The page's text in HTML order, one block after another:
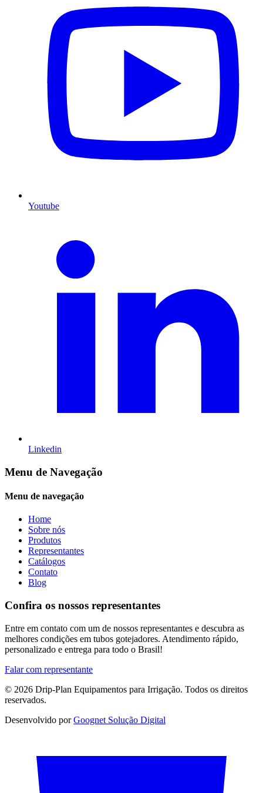
Youtube
Linkedin
Menu de Navegação
Menu de navegação
Home
Sobre nós
Produtos
Representantes
Catálogos
Contato
Blog
Confira os nossos representantes
Entre em contato com um de nossos representantes e descubra as
melhores condições em tubos gotejadores. Atendimento rápido,
personalizado e entrega para todo o Brasil!
Falar com representante
© 2026 Drip-Plan Equipamentos para Irrigação. Todos os direitos
reservados.
Desenvolvido porGoognet Solução Digital